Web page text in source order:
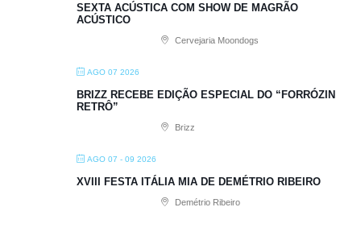
SEXTA ACÚSTICA COM SHOW DE MAGRÃO
ACÚSTICO
Cervejaria Moondogs
AGO 07 2026
BRIZZ RECEBE EDIÇÃO ESPECIAL DO “FORRÓZIN
RETRÔ”
Brizz
AGO 07 - 09 2026
XVIII FESTA ITÁLIA MIA DE DEMÉTRIO RIBEIRO
Demétrio Ribeiro